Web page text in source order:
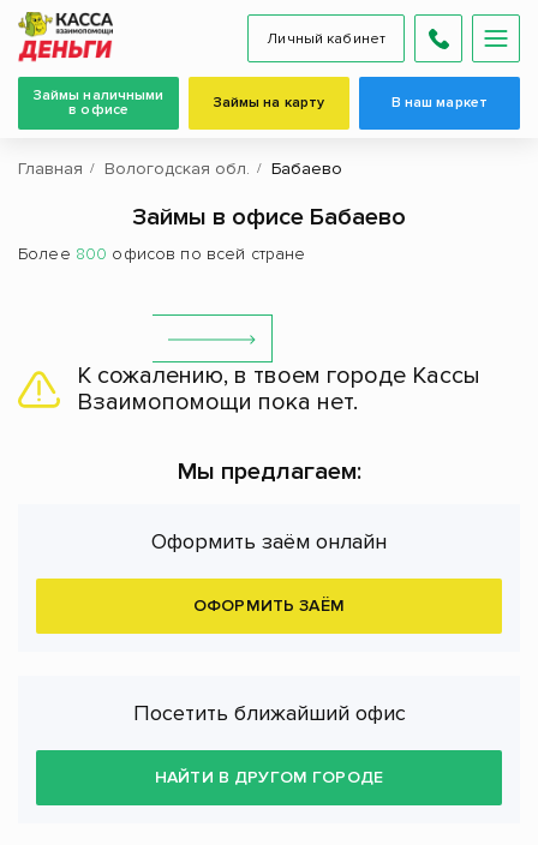
Личный кабинет
Займы наличными
в офисе
Займы на карту В наш маркет
Главная Вологодская обл. Бабаево
Займы в офисе Бабаево
Более 800 офисов по всей стране
К сожалению, в твоем городе Кассы
Взаимопомощи пока нет.
Мы предлагаем:
Оформить заём онлайн
ОФОРМИТЬ ЗАЁМ
Посетить ближайший офис
НАЙТИ В ДРУГОМ ГОРОДЕ